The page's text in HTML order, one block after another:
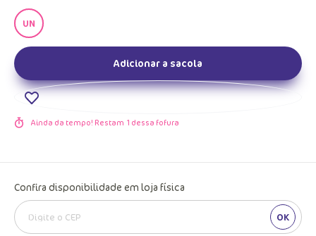
UN
Adicionar a sacola
Ainda da tempo! Restam 1 dessa fofura
Confira disponibilidade em loja física
OK